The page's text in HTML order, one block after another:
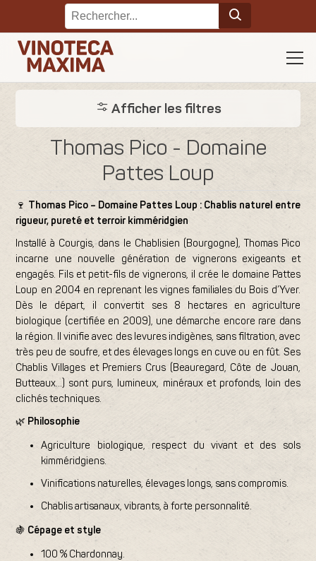
Afficher les filtres
Thomas Pico - Domaine
Pattes Loup
🍷 Thomas Pico – Domaine Pattes Loup : Chablis naturel entre
rigueur, pureté et terroir kimméridgien
Installé à Courgis, dans le Chablisien (Bourgogne), Thomas Pico
incarne une nouvelle génération de vignerons exigeants et
engagés. Fils et petit-fils de vignerons, il crée le domaine Pattes
Loup en 2004 en reprenant les vignes familiales du Bois d’Yver.
Dès le départ, il convertit ses 8 hectares en agriculture
biologique (certifiée en 2009), une démarche encore rare dans
la région. Il vinifie avec des levures indigènes, sans filtration, avec
très peu de soufre, et des élevages longs en cuve ou en fût. Ses
Chablis Villages et Premiers Crus (Beauregard, Côte de Jouan,
Butteaux…) sont purs, lumineux, minéraux et profonds, loin des
clichés techniques.
🌿 Philosophie
Agriculture biologique, respect du vivant et des sols
kimméridgiens.
Vinifications naturelles, élevages longs, sans compromis.
Chablis artisanaux, vibrants, à forte personnalité.
🍇 Cépage et style
100 % Chardonnay.